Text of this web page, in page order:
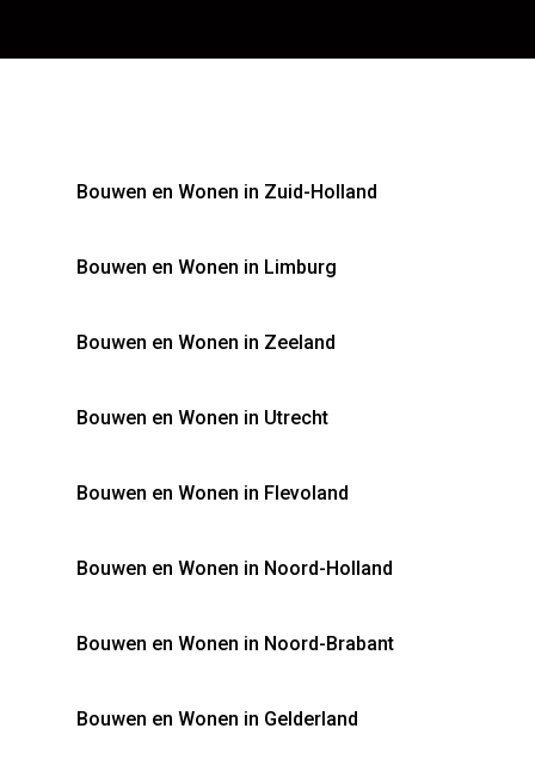
Bouwen en Wonen in Zuid-Holland
Bouwen en Wonen in Limburg
Bouwen en Wonen in Zeeland
Bouwen en Wonen in Utrecht
Bouwen en Wonen in Flevoland
Bouwen en Wonen in Noord-Holland
Bouwen en Wonen in Noord-Brabant
Bouwen en Wonen in Gelderland